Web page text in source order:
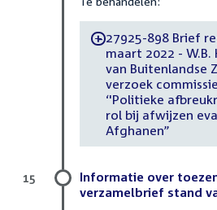
-27925-898 Brief
maart 2022 -
van Buitenlandse
verzoek
‘'Politieke
rol bij afwijzen
Afghanen”
Informatie over
verzamelbrief stand
15